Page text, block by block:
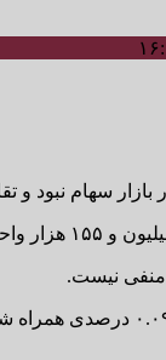
سهام نبود
منفی نیست.